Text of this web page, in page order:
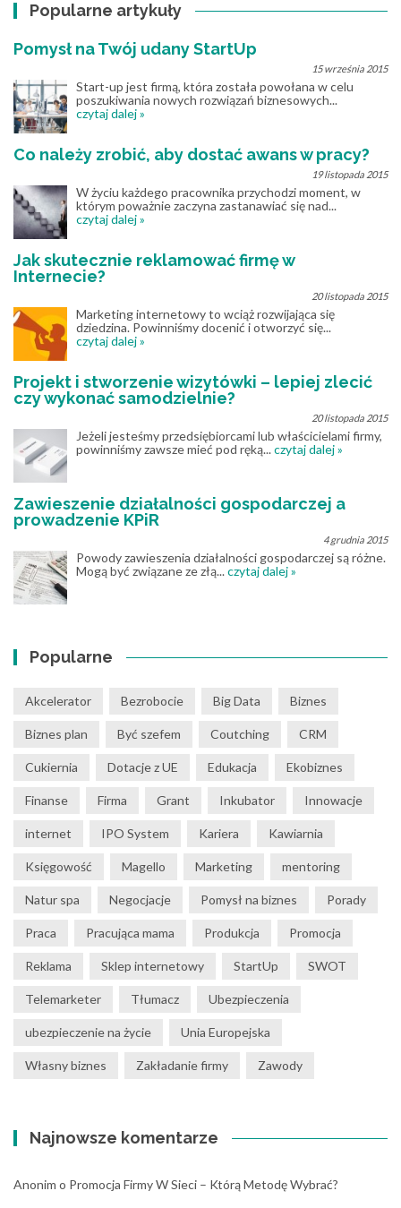
Popularne artykuły
Pomysł na Twój udany StartUp
15 września 2015
Start-up jest firmą, która została powołana w celu
poszukiwania nowych rozwiązań biznesowych...
czytaj dalej »
Co należy zrobić, aby dostać awans w pracy?
19 listopada 2015
W życiu każdego pracownika przychodzi moment, w
którym poważnie zaczyna zastanawiać się nad...
czytaj dalej »
Jak skutecznie reklamować firmę w
Internecie?
20 listopada 2015
Marketing internetowy to wciąż rozwijająca się
dziedzina. Powinniśmy docenić i otworzyć się...
czytaj dalej »
Projekt i stworzenie wizytówki – lepiej zlecić
czy wykonać samodzielnie?
20 listopada 2015
Jeżeli jesteśmy przedsiębiorcami lub właścicielami firmy,
powinniśmy zawsze mieć pod ręką...czytaj dalej »
Zawieszenie działalności gospodarczej a
prowadzenie KPiR
4 grudnia 2015
Powody zawieszenia działalności gospodarczej są różne.
Mogą być związane ze złą...czytaj dalej »
Popularne
Akcelerator Bezrobocie Big Data Biznes
Biznes plan Być szefem Coutching CRM
Cukiernia Dotacje z UE Edukacja Ekobiznes
Finanse Firma Grant Inkubator Innowacje
internet IPO System Kariera Kawiarnia
Księgowość Magello Marketing mentoring
Natur spa Negocjacje Pomysł na biznes Porady
Praca Pracująca mama Produkcja Promocja
Reklama Sklep internetowy StartUp SWOT
Telemarketer Tłumacz Ubezpieczenia
ubezpieczenie na życie Unia Europejska
Własny biznes Zakładanie firmy Zawody
Najnowsze komentarze
Anonim o Promocja Firmy W Sieci – Którą Metodę Wybrać?